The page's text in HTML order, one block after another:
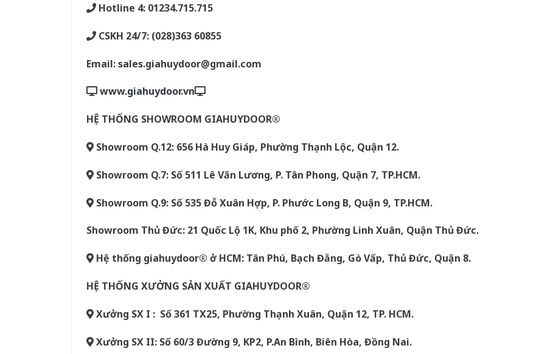
Hotline 4: 01234.715.715
CSKH 24/7: (028)363 60855
Email: sales.giahuydoor@gmail.com
www.giahuydoor.vn
HỆ THỐNG SHOWROOM GIAHUYDOOR®
Showroom Q.12: 656 Hà Huy Giáp, Phường Thạnh Lộc, Quận 12.
Showroom Q.7: Số 511 Lê Văn Lương, P. Tân Phong, Quận 7, TP.HCM.
Showroom Q.9: Số 535 Đỗ Xuân Hợp, P. Phước Long B, Quận 9, TP.HCM.
Showroom Thủ Đức: 21 Quốc Lộ 1K, Khu phố 2, Phường Linh Xuân, Quận Thủ Đức.
Hệ thống giahuydoor® ở HCM: Tân Phú, Bạch Đằng, Gò Vấp, Thủ Đức, Quận 8.
HỆ THỐNG XƯỞNG SẢN XUẤT GIAHUYDOOR®
Xưởng SX I : Số 361 TX25, Phường Thạnh Xuân, Quận 12, TP. HCM.
Xưởng SX II: Số 60/3 Đường 9, KP2, P.An Bình, Biên Hòa, Đồng Nai.